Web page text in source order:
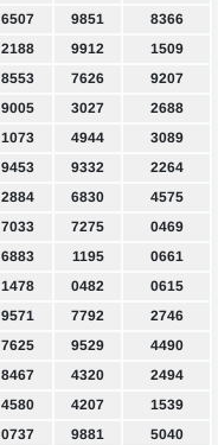
6507 9851
8366
2188 9912
1509
8553 7626
9207
9005 3027
2688
1073 4944
3089
9453 9332
2264
2884 6830
4575
7033 7275
0469
6883 1195
0661
1478 0482
0615
9571 7792
2746
7625 9529
4490
8467 4320
2494
4580 4207
1539
0737 9881
5040